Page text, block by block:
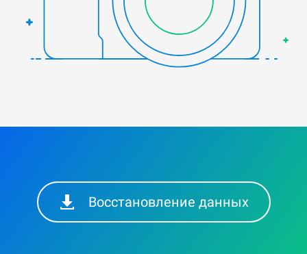
Восстановление данных